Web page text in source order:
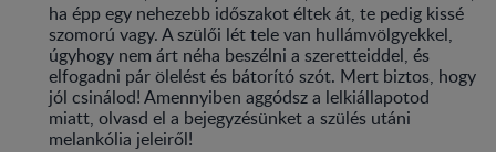
ha épp egy nehezebb időszakot éltek át, te pedig kissé
szomorú vagy. A szülői lét tele van hullámvölgyekkel,
úgyhogy nem árt néha beszélni a szeretteiddel, és
elfogadni pár ölelést és bátorító szót. Mert biztos, hogy
jól csinálod! Amennyiben aggódsz a lelkiállapotod
miatt, olvasd el a bejegyzésünket a szülés utáni
melankólia jeleiről!